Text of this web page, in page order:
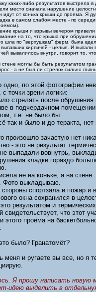
каких-либо результатов выстрела
место сначала нарушение
идут от конька крыши до проема. Я
в самом слабом месте - по
крыши и взрывы вечером
на то, что крыша при
шла по "верхушкам" ферм, была
кирпичей - целые. И выпали
вывалилось внутри, говорит то,
стене моглы бы быть результатом
- а не был ли стрелок сильно
одно, по этой фотографии
с точки зрени логики:
стрелять после
в подчердачном
т.е. не было бы.
так и было и до теракта,
произошло зачастую нет
- это не результат
выпадали вовнутрь,
кладки гораздо
не на коньке, а на
Фото выкладываю.
спортзала и пожар
окна сохранился в
результатом и
свидетельствует, что этот
этого проёма на
было? Гранатомёт?
меня и ругаете вы все, но я
Я прошу написать новую
идею выделить в